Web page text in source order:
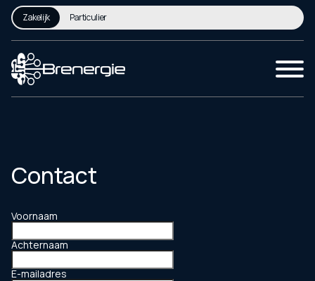
Zakelijk Particulier
Contact
Voornaam
Achternaam
E-mailadres